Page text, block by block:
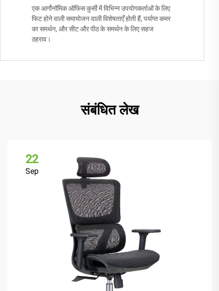
एक आर्गोनॉमिक ऑफिस कुर्सी में विभिन्न उपयोगकर्ताओं के लिए
फिट होने वाली समायोजन वाली विशेषताएँ होती हैं, पर्याप्त कमर
का समर्थन, और सीट और पीठ के समर्थन के लिए सहज
ठहराव।
संबंधित लेख
22
Sep